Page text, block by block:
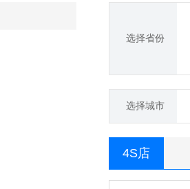
选择省份
选择城市
4S店